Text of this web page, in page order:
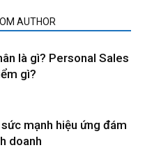
AUTHOR
là gì? Personal Sales
gì?
mạnh hiệu ứng đám
doanh